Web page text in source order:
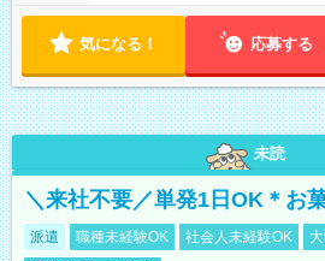
気になる！ 応募する
未読
＼来社不要／単発1日OK＊お
派遣 職種未経験OK 社会人未経験OK